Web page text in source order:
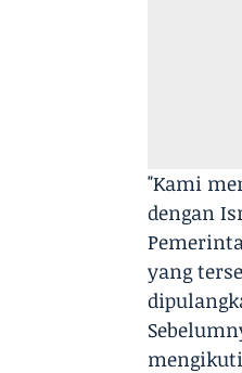
"Kami
dengan
yang